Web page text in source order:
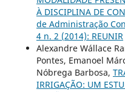
À DISCIPLINA DE
de Administração
4 n. 2 (2014): REUNIR
Alexandre Wállace
Pontes, Emanoel
Nóbrega Barbosa,
IRRIGAÇÃO: UM